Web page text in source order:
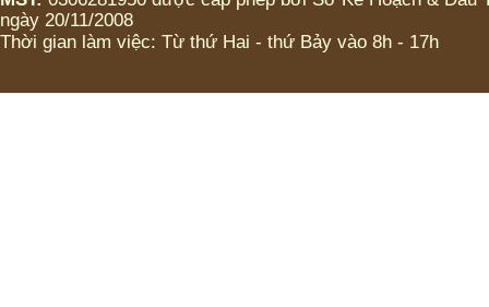
ICED CHOCO LY LỚN
(CÓ TRÂN CHÂU HOẶC
ngày 20/11/2008
Thời gian làm việc: Từ thứ Hai - thứ Bảy vào 8h - 17h